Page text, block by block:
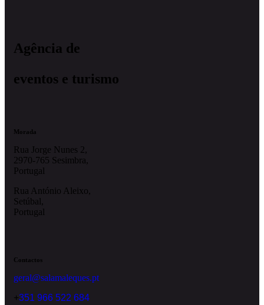
Agência de
eventos e turismo
Morada
Rua Jorge Nunes 2,
2970-765 Sesimbra,
Portugal
Rua António Aleixo,
Setúbal,
Portugal
Contactos
geral@salamaleques.pt
+351 966 522 684